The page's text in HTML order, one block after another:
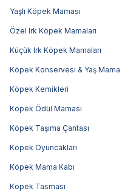
Yaşlı Köpek Maması
Özel Irk Köpek Mamaları
Küçük Irk Köpek Mamaları
Köpek Konservesi & Yaş Mama
Köpek Kemikleri
Köpek Ödül Maması
Köpek Taşıma Çantası
Köpek Oyuncakları
Köpek Mama Kabı
Köpek Tasması